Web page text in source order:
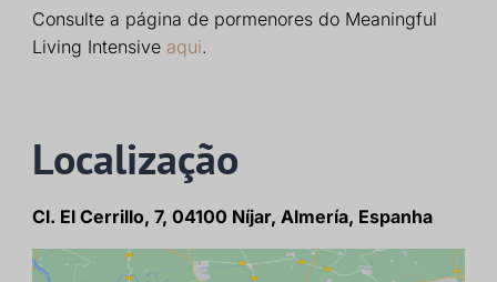
Consulte a página de pormenores do Meaningful
Living Intensive aqui.
Localização
Cl. El Cerrillo, 7, 04100 Níjar, Almería, Espanha